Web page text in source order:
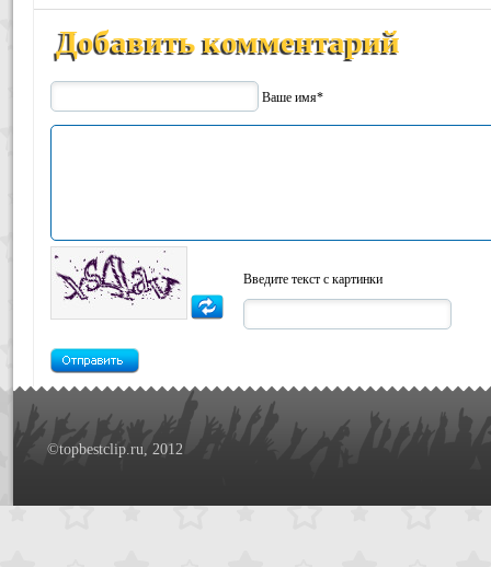
Добавить комментарий
Ваше имя*
Введите текст с картинки
©topbestclip.ru, 2012